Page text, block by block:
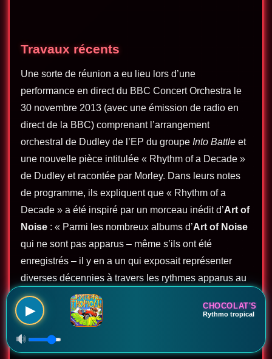
Travaux récents
Une sorte de réunion a eu lieu lors d’une
performance en direct du BBC Concert Orchestra le
30 novembre 2013 (avec une émission de radio en
direct de la BBC) comprenant l’arrangement
orchestral de Dudley de l’EP du groupe Into Battle et
une nouvelle pièce intitulée « Rhythm of a Decade »
de Dudley et racontée par Morley. Dans leurs notes
de programme, ils expliquent que « Rhythm of a
Decade » a été inspiré par un morceau inédit d’Art of
Noise : « Parmi les nombreux albums d’Art of Noise
qui ne sont pas apparus – même s’ils ont été
enregistrés – il y en a un qui exposait représenter
diverses décennies à travers les rythmes apparus au
cours de cette décennie particulière – retraçant le
développement des modèles rythmiques et les
changements physiques des sons de batterie tout au
long des années 1950, 1960, 1970, 1980 et 1990″.
▶ CHOCOLAT'S
Rythmo tropical